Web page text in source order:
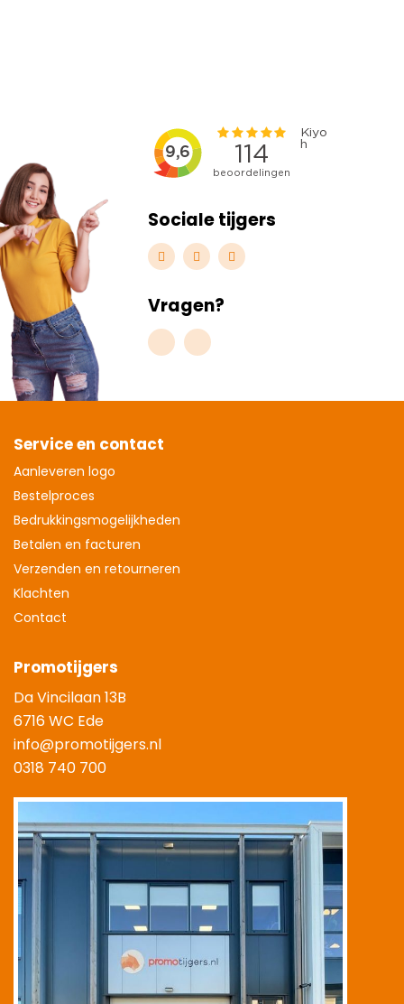
Sociale tijgers
Vragen?
Service en contact
Aanleveren logo
Bestelproces
Bedrukkingsmogelijkheden
Betalen en facturen
Verzenden en retourneren
Klachten
Contact
Promotijgers
Da Vincilaan 13B
6716 WC Ede
info@promotijgers.nl
0318 740 700